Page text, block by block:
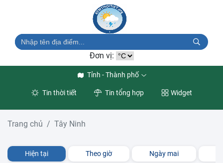
Đơn vị:
Tỉnh - Thành phố
Tin thời tiết Tin tổng hợp Widget
Trang chủ Tây Ninh
Hiện tại Theo giờ Ngày mai